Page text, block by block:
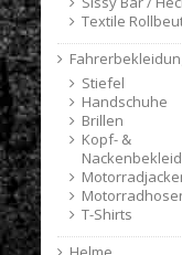
Textile
Stiefel
Handschuhe
Brillen
Kopf- &
T-Shirts